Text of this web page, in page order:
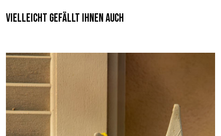
Vielleicht gefällt Ihnen auch